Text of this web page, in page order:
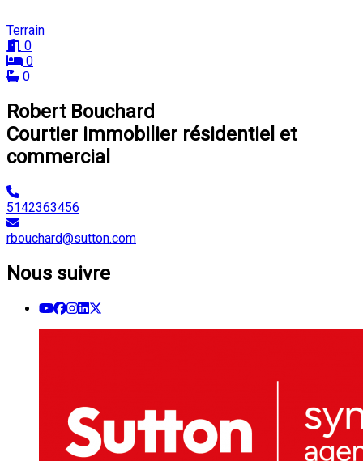
Terrain
0
0
0
Robert Bouchard
Courtier immobilier résidentiel et
commercial
5142363456
rbouchard@sutton.com
Nous suivre